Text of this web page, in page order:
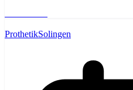
ProthetikSolingen